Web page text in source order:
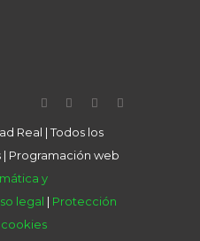
Real | Todos los
Programación web
y
legal | Protección